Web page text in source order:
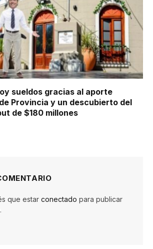
sueldos gracias al aporte
Provincia y un descubierto del
de $180 millones
que estar conectado para publicar